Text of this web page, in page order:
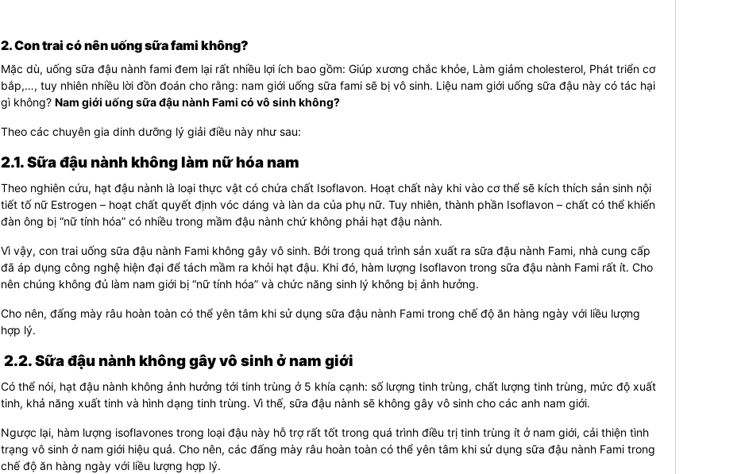
2. Con trai có nên uống sữa fami không?
Mặc dù, uống sữa đậu nành fami đem lại rất nhiều lợi ích bao gồm: Giúp xương chắc khỏe, Làm giảm cholesterol, Phát triển cơ
bắp,…, tuy nhiên nhiều lời đồn đoán cho rằng: nam giới uống sữa fami sẽ bị vô sinh. Liệu nam giới uống sữa đậu này có tác hại
gì không? Nam giới uống sữa đậu nành Fami có vô sinh không?
Theo các chuyên gia dinh dưỡng lý giải điều này như sau:
2.1. Sữa đậu nành không làm nữ hóa nam
Theo nghiên cứu, hạt đậu nành là loại thực vật có chứa chất Isoflavon. Hoạt chất này khi vào cơ thể sẽ kích thích sản sinh nội
tiết tố nữ Estrogen – hoạt chất quyết định vóc dáng và làn da của phụ nữ. Tuy nhiên, thành phần Isoflavon – chất có thể khiến
đàn ông bị “nữ tính hóa” có nhiều trong mầm đậu nành chứ không phải hạt đậu nành.
Vì vậy, con trai uống sữa đậu nành Fami không gây vô sinh. Bởi trong quá trình sản xuất ra sữa đậu nành Fami, nhà cung cấp
đã áp dụng công nghệ hiện đại để tách mầm ra khỏi hạt đậu. Khi đó, hàm lượng Isoflavon trong sữa đậu nành Fami rất ít. Cho
nên chúng không đủ làm nam giới bị “nữ tính hóa” và chức năng sinh lý không bị ảnh hưởng.
Cho nên, đấng mày râu hoàn toàn có thể yên tâm khi sử dụng sữa đậu nành Fami trong chế độ ăn hàng ngày với liều lượng
hợp lý.
2.2. Sữa đậu nành không gây vô sinh ở nam giới
Có thể nói, hạt đậu nành không ảnh hưởng tới tinh trùng ở 5 khía cạnh: số lượng tinh trùng, chất lượng tinh trùng, mức độ xuất
tinh, khả năng xuất tinh và hình dạng tinh trùng. Vì thế, sữa đậu nành sẽ không gây vô sinh cho các anh nam giới.
Ngược lại, hàm lượng isoflavones trong loại đậu này hỗ trợ rất tốt trong quá trình điều trị tinh trùng ít ở nam giới, cải thiện tình
trạng vô sinh ở nam giới hiệu quả. Cho nên, các đấng mày râu hoàn toàn có thể yên tâm khi sử dụng sữa đậu nành Fami trong
chế độ ăn hàng ngày với liều lượng hợp lý.